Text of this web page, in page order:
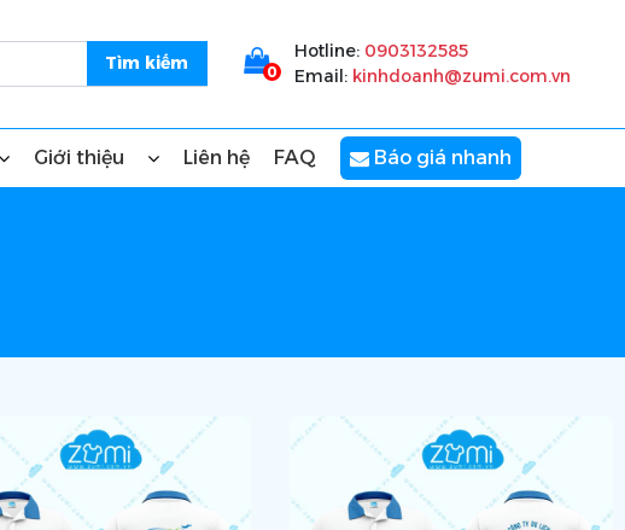
0
Hotline: 0903132585
Email: kinhdoanh@zumi.com.vn
Giới thiệu Liên hệ FAQ Báo giá nhanh